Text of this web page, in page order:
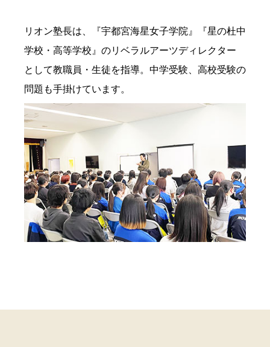
リオン塾長は、『宇都宮海星女子学院』『星の杜中
学校・高等学校』のリベラルアーツディレクター
として教職員・生徒を指導。中学受験、高校受験の
問題も手掛けています。